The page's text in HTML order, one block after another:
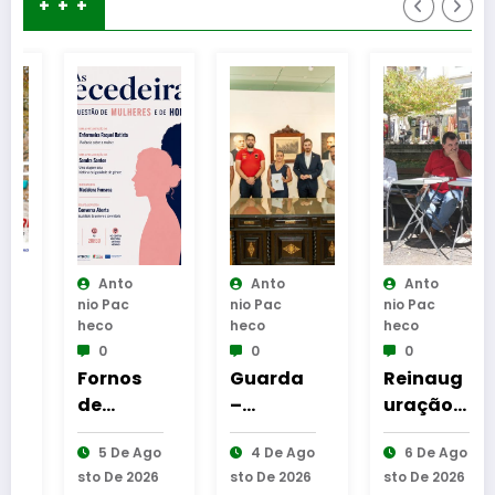
+ + +
Anto
Nio Pac
Heco
Fornos
Algodres
Moment
5 De Ago
Sto De 2026
Anto
Nio Pac
Heco
Guarda
Assinatu
ra dos
protocol
4 De Ago
Sto De 2026
Anto
Nio Pac
Heco
Reinaug
uração
Cabine
6 De Ago
Sto De 2026